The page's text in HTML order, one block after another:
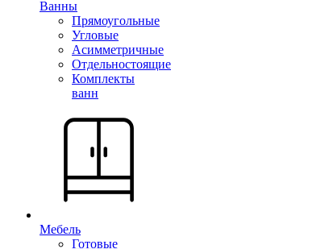
Ванны
Прямоугольные
Угловые
Асимметричные
Отдельностоящие
Комплекты
ванн
Мебель
Готовые